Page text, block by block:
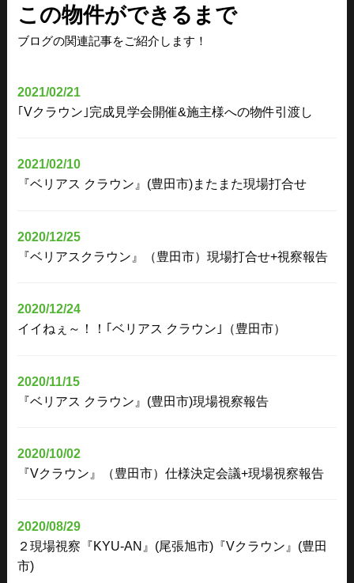
この物件ができるまで
ブログの関連記事をご紹介します！
2021/02/21
｢Vクラウン｣完成見学会開催&施主様への物件引渡し
2021/02/10
『ベリアス クラウン』(豊田市)またまた現場打合せ
2020/12/25
『ベリアスクラウン』（豊田市）現場打合せ+視察報告
2020/12/24
イイねぇ～！！｢ベリアス クラウン｣（豊田市）
2020/11/15
『ベリアス クラウン』(豊田市)現場視察報告
2020/10/02
『Vクラウン』（豊田市）仕様決定会議+現場視察報告
2020/08/29
２現場視察『KYU-AN』(尾張旭市)『Vクラウン』(豊田
市)